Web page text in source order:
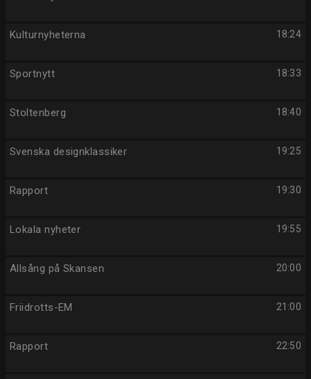
18:24
Kulturnyheterna
18:33
Sportnytt
18:40
Stoltenberg
19:25
Svenska designklassiker
19:30
Rapport
19:55
Lokala nyheter
20:00
Allsång på Skansen
21:00
Friidrotts-EM
22:50
Rapport